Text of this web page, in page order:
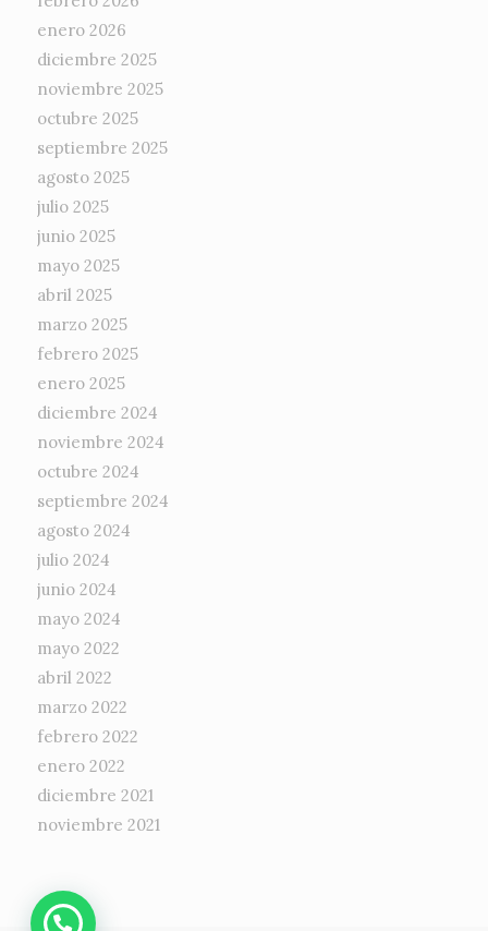
enero 2026
diciembre 2025
noviembre 2025
octubre 2025
septiembre 2025
agosto 2025
julio 2025
junio 2025
mayo 2025
abril 2025
marzo 2025
febrero 2025
enero 2025
diciembre 2024
noviembre 2024
octubre 2024
septiembre 2024
agosto 2024
julio 2024
junio 2024
mayo 2024
mayo 2022
abril 2022
marzo 2022
febrero 2022
enero 2022
diciembre 2021
noviembre 2021